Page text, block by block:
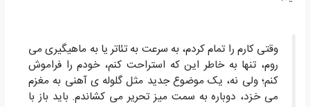
وقتی کارم را تمام کردم، به سرعت به تئاتر یا به ماهیگیری می
روم، تنها به خاطر این که استراحت کنم، خودم را فراموش
کنم؛ ولی نه، یک موضوع جدید مثل گلوله ی آهنی به مغزم
می خزد، دوباره به سمت میز تحریر می کشاندم. باید باز با